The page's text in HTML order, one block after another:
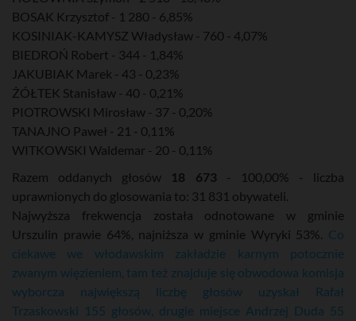
BOSAK Krzysztof - 1 280 - 6,85%
KOSINIAK-KAMYSZ Władysław - 760 - 4,07%
BIEDROŃ Robert - 344 - 1,84%
JAKUBIAK Marek - 43 - 0,23%
ŻÓŁTEK Stanisław - 40 - 0,21%
PIOTROWSKI Mirosław - 37 - 0,20%
TANAJNO Paweł - 21 - 0,11%
WITKOWSKI Waldemar - 20 - 0,11%
Razem oddanych głosów 18 673 - 100,00% - liczba
uprawnionych do glosowania to: 31 831 obywateli.
Najwyższa frekwencja została odnotowane w gminie
Urszulin prawie 64%, najniższa w gminie Wyryki 53%. Co
ciekawe we włodawskim zakładzie karnym potocznie
zwanym więzieniem, tam też znajduje się obwodowa komisja
wyborcza największą liczbę głosów uzyskał Rafał
Trzaskowski 155 głosów, drugie miejsce Andrzej Duda 55